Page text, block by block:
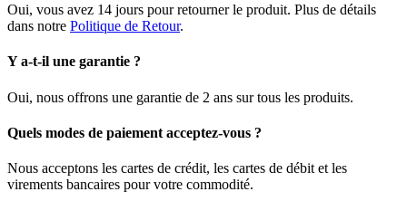
Oui, vous avez 14 jours pour retourner le produit. Plus de détails
dans notre Politique de Retour.
Y a-t-il une garantie ?
Oui, nous offrons une garantie de 2 ans sur tous les produits.
Quels modes de paiement acceptez-vous ?
Nous acceptons les cartes de crédit, les cartes de débit et les
virements bancaires pour votre commodité.